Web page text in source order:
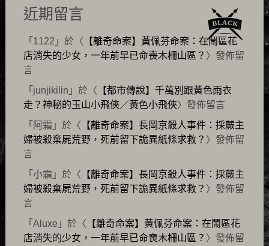
近期留言
「 1122 」於〈 【離奇命案】黃佩芬命案：在鬧區花
店消失的少女，一年前早已命喪木柵山區？ 〉發佈留
言
「 junjikilin 」於〈 【都市傳說】千萬別跟黃色雨衣
走？神秘的玉山小飛俠／黃色小飛俠〉發佈留言
「 阿霜 」於〈 【離奇命案】長岡京殺人事件：採蕨主
婦被殺棄屍荒野，死前留下詭異紙條求救？ 〉發佈留
言
「 小霜 」於〈 【離奇命案】長岡京殺人事件：採蕨主
婦被殺棄屍荒野，死前留下詭異紙條求救？ 〉發佈留
言
「 Aluxe 」於〈 【離奇命案】黃佩芬命案：在鬧區花
店消失的少女，一年前早已命喪木柵山區？ 〉發佈留